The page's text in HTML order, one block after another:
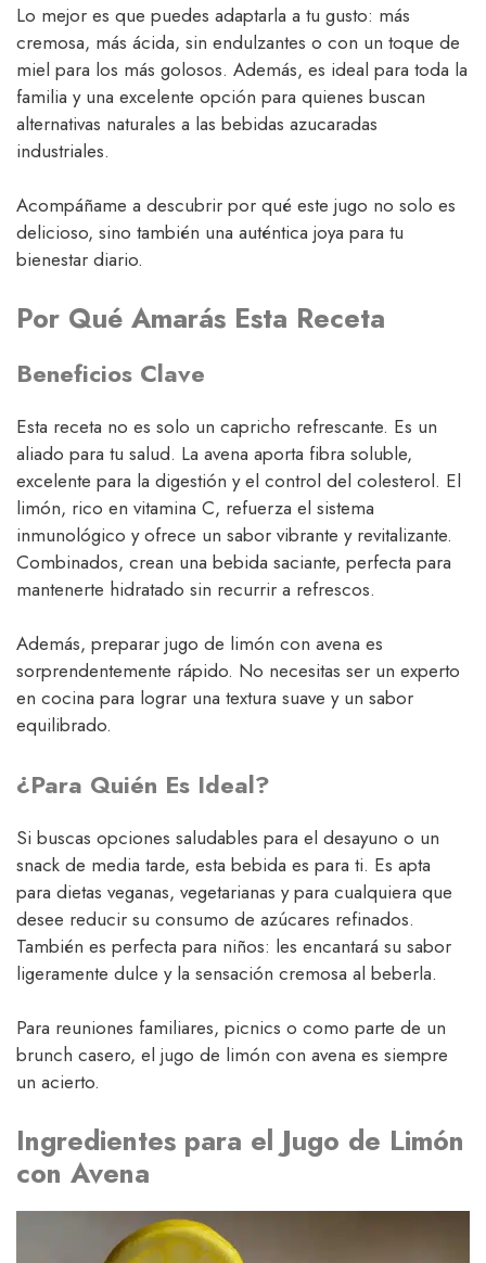
Lo mejor es que puedes adaptarla a tu gusto: más
cremosa, más ácida, sin endulzantes o con un toque de
miel para los más golosos. Además, es ideal para toda la
familia y una excelente opción para quienes buscan
alternativas naturales a las bebidas azucaradas
industriales.
Acompáñame a descubrir por qué este jugo no solo es
delicioso, sino también una auténtica joya para tu
bienestar diario.
Por Qué Amarás Esta Receta
Beneficios Clave
Esta receta no es solo un capricho refrescante. Es un
aliado para tu salud. La avena aporta fibra soluble,
excelente para la digestión y el control del colesterol. El
limón, rico en vitamina C, refuerza el sistema
inmunológico y ofrece un sabor vibrante y revitalizante.
Combinados, crean una bebida saciante, perfecta para
mantenerte hidratado sin recurrir a refrescos.
Además, preparar jugo de limón con avena es
sorprendentemente rápido. No necesitas ser un experto
en cocina para lograr una textura suave y un sabor
equilibrado.
¿Para Quién Es Ideal?
Si buscas opciones saludables para el desayuno o un
snack de media tarde, esta bebida es para ti. Es apta
para dietas veganas, vegetarianas y para cualquiera que
desee reducir su consumo de azúcares refinados.
También es perfecta para niños: les encantará su sabor
ligeramente dulce y la sensación cremosa al beberla.
Para reuniones familiares, picnics o como parte de un
brunch casero, el jugo de limón con avena es siempre
un acierto.
Ingredientes para el Jugo de Limón
con Avena